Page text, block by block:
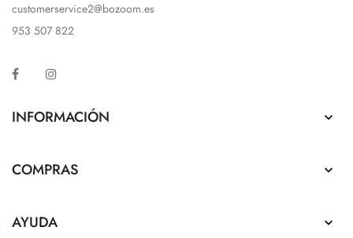
customerservice2@bozoom.es
953 507 822
Facebook
INFORMACIÓN 
COMPRAS 
AYUDA 